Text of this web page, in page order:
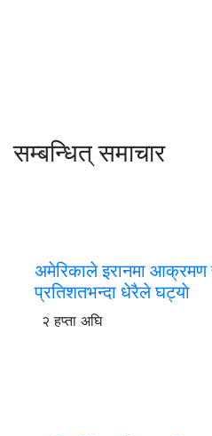
सम्बन्धित् समाचार
अमेरिकाले इरानमा
प्रतिशतभन्दा धेरैले घट्याे
२ हप्ता अघि